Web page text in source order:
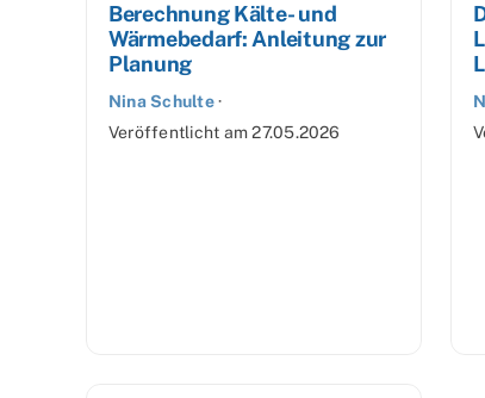
Berechnung Kälte- und
Wärmebedarf: Anleitung zur
Planung
Nina Schulte·
Veröffentlicht am27.05.2026